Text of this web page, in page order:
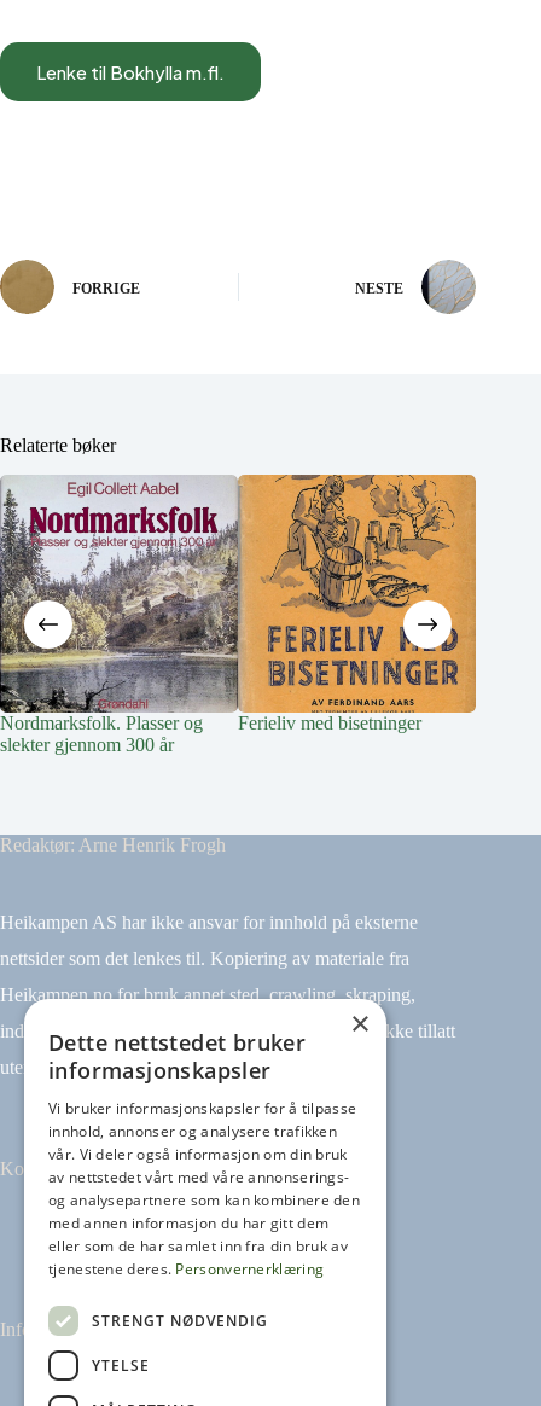
Lenke til Bokhylla m.fl.
FORRIGE NESTE
Relaterte bøker
Nordmarksfolk. Plasser og
slekter gjennom 300 år
Ferieliv med bisetninger
Redaktør: Arne Henrik Frogh
Heikampen AS har ikke ansvar for innhold på eksterne
nettsider som det lenkes til. Kopiering av materiale fra
Heikampen.no for bruk annet sted, crawling, skraping,
indeksering (for eksempel tekst og datamining) er ikke tillatt
uten avtale.
Kontakt
Tilbakemeldinger
kontakt@heikampen.no
Informasjon
Leseguide
×
Dette nettstedet bruker
informasjonskapsler
Vi bruker informasjonskapsler for å tilpasse
innhold, annonser og analysere trafikken
vår. Vi deler også informasjon om din bruk
av nettstedet vårt med våre annonserings-
og analysepartnere som kan kombinere den
med annen informasjon du har gitt dem
eller som de har samlet inn fra din bruk av
tjenestene deres. Personvernerklæring
STRENGT NØDVENDIG
YTELSE